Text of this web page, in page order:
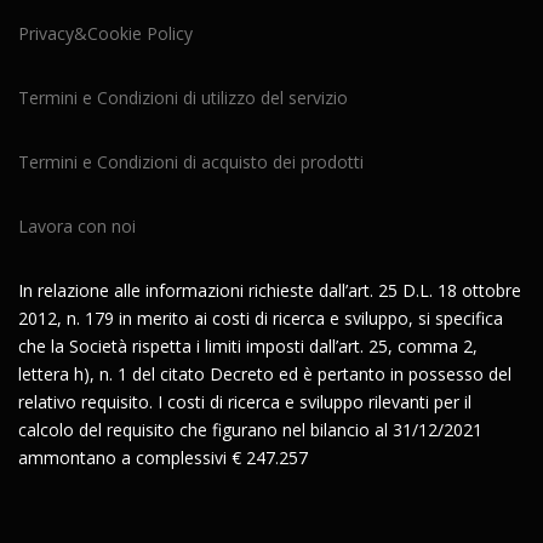
Privacy&Cookie Policy
Termini e Condizioni di utilizzo del servizio
Termini e Condizioni di acquisto dei prodotti
Lavora con noi
In relazione alle informazioni richieste dall’art. 25 D.L. 18 ottobre
2012, n. 179 in merito ai costi di ricerca e sviluppo, si specifica
che la Società rispetta i limiti imposti dall’art. 25, comma 2,
lettera h), n. 1 del citato Decreto ed è pertanto in possesso del
relativo requisito. I costi di ricerca e sviluppo rilevanti per il
calcolo del requisito che figurano nel bilancio al 31/12/2021
ammontano a complessivi € 247.257